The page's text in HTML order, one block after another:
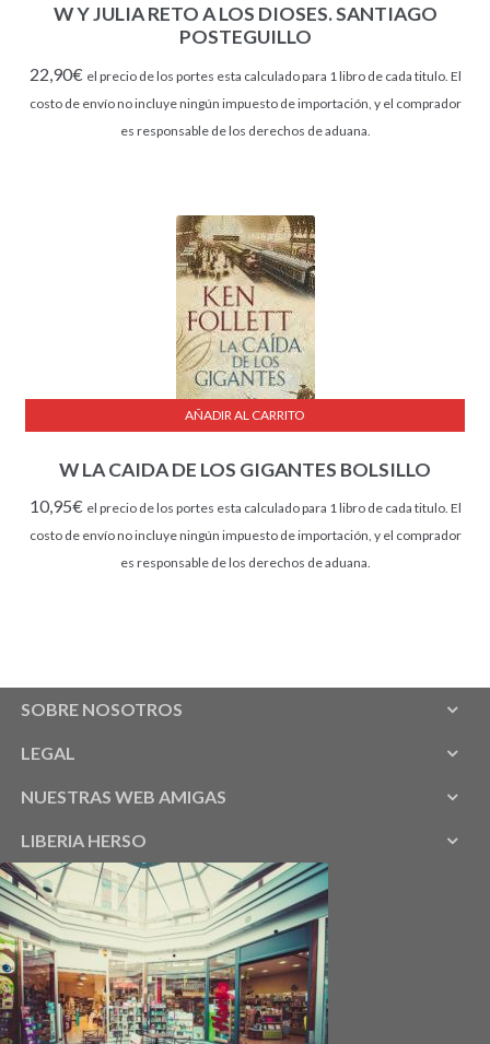
W Y JULIA RETO A LOS DIOSES. SANTIAGO
POSTEGUILLO
22,90€ el precio de los portes esta calculado para 1 libro de cada titulo. El
costo de envío no incluye ningún impuesto de importación, y el comprador
es responsable de los derechos de aduana.
W LA CAIDA DE LOS GIGANTES BOLSILLO
10,95€ el precio de los portes esta calculado para 1 libro de cada titulo. El
costo de envío no incluye ningún impuesto de importación, y el comprador
es responsable de los derechos de aduana.
AÑADIR AL CARRITO
SOBRE NOSOTROS
LEGAL
NUESTRAS WEB AMIGAS
LIBERIA HERSO